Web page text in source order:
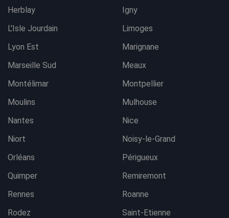
Herblay
Igny
L'Isle Jourdain
Limoges
Lyon Est
Marignane
Marseille Sud
Meaux
Montélimar
Montpellier
Moulins
Mulhouse
Nantes
Nice
Niort
Noisy-le-Grand
Orléans
Périgueux
Quimper
Remiremont
Rennes
Roanne
Rodez
Saint-Etienne